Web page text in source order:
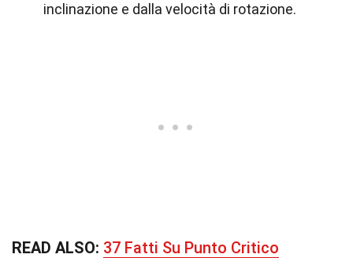
inclinazione e dalla velocità di rotazione.
READ ALSO: 37 Fatti Su Punto Critico